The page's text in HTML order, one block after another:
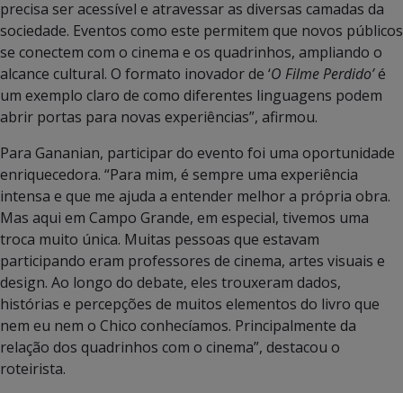
precisa ser acessível e atravessar as diversas camadas da
sociedade. Eventos como este permitem que novos públicos
se conectem com o cinema e os quadrinhos, ampliando o
alcance cultural. O formato inovador de ‘O Filme Perdido’é
um exemplo claro de como diferentes linguagens podem
abrir portas para novas experiências”, afirmou.
Para Gananian, participar do evento foi uma oportunidade
enriquecedora. “Para mim, é sempre uma experiência
intensa e que me ajuda a entender melhor a própria obra.
Mas aqui em Campo Grande, em especial, tivemos uma
troca muito única. Muitas pessoas que estavam
participando eram professores de cinema, artes visuais e
design. Ao longo do debate, eles trouxeram dados,
histórias e percepções de muitos elementos do livro que
nem eu nem o Chico conhecíamos. Principalmente da
relação dos quadrinhos com o cinema”, destacou o
roteirista.